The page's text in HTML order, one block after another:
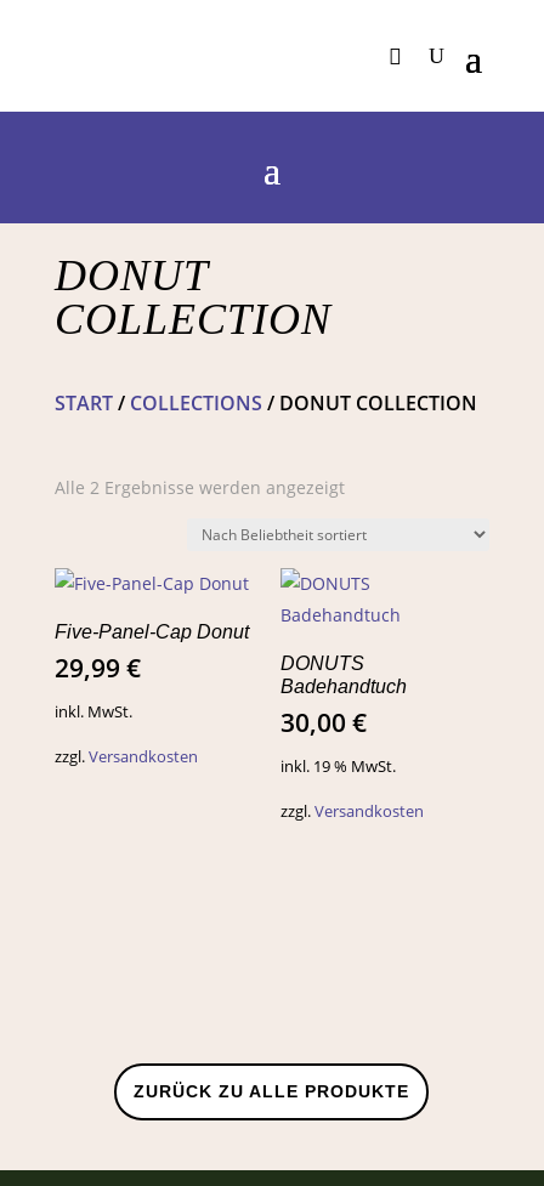
DONUT
COLLECTION
START/ COLLECTIONS / DONUT COLLECTION
Alle 2 Ergebnisse werden angezeigtNach
sortiert
Five-Panel-Cap Donut
29,99 €
inkl. MwSt.
zzgl.Versandkosten
DONUTS
Badehandtuch
30,00€
inkl. 19 % MwSt.
zzgl.Versandkosten
ZURÜCK ZU ALLE PRODUKTE